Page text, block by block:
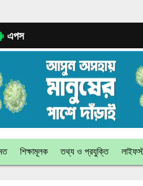
এপস
শিক্ষামূলক তথ্য ও প্রযুক্তি